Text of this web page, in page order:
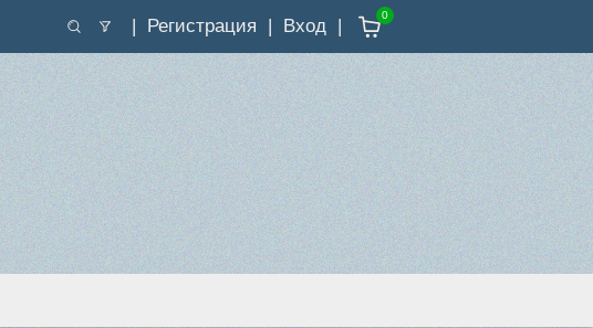
Регистрация Вход
0